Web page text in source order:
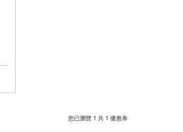
您已瀏覽 1 共 1 優惠券